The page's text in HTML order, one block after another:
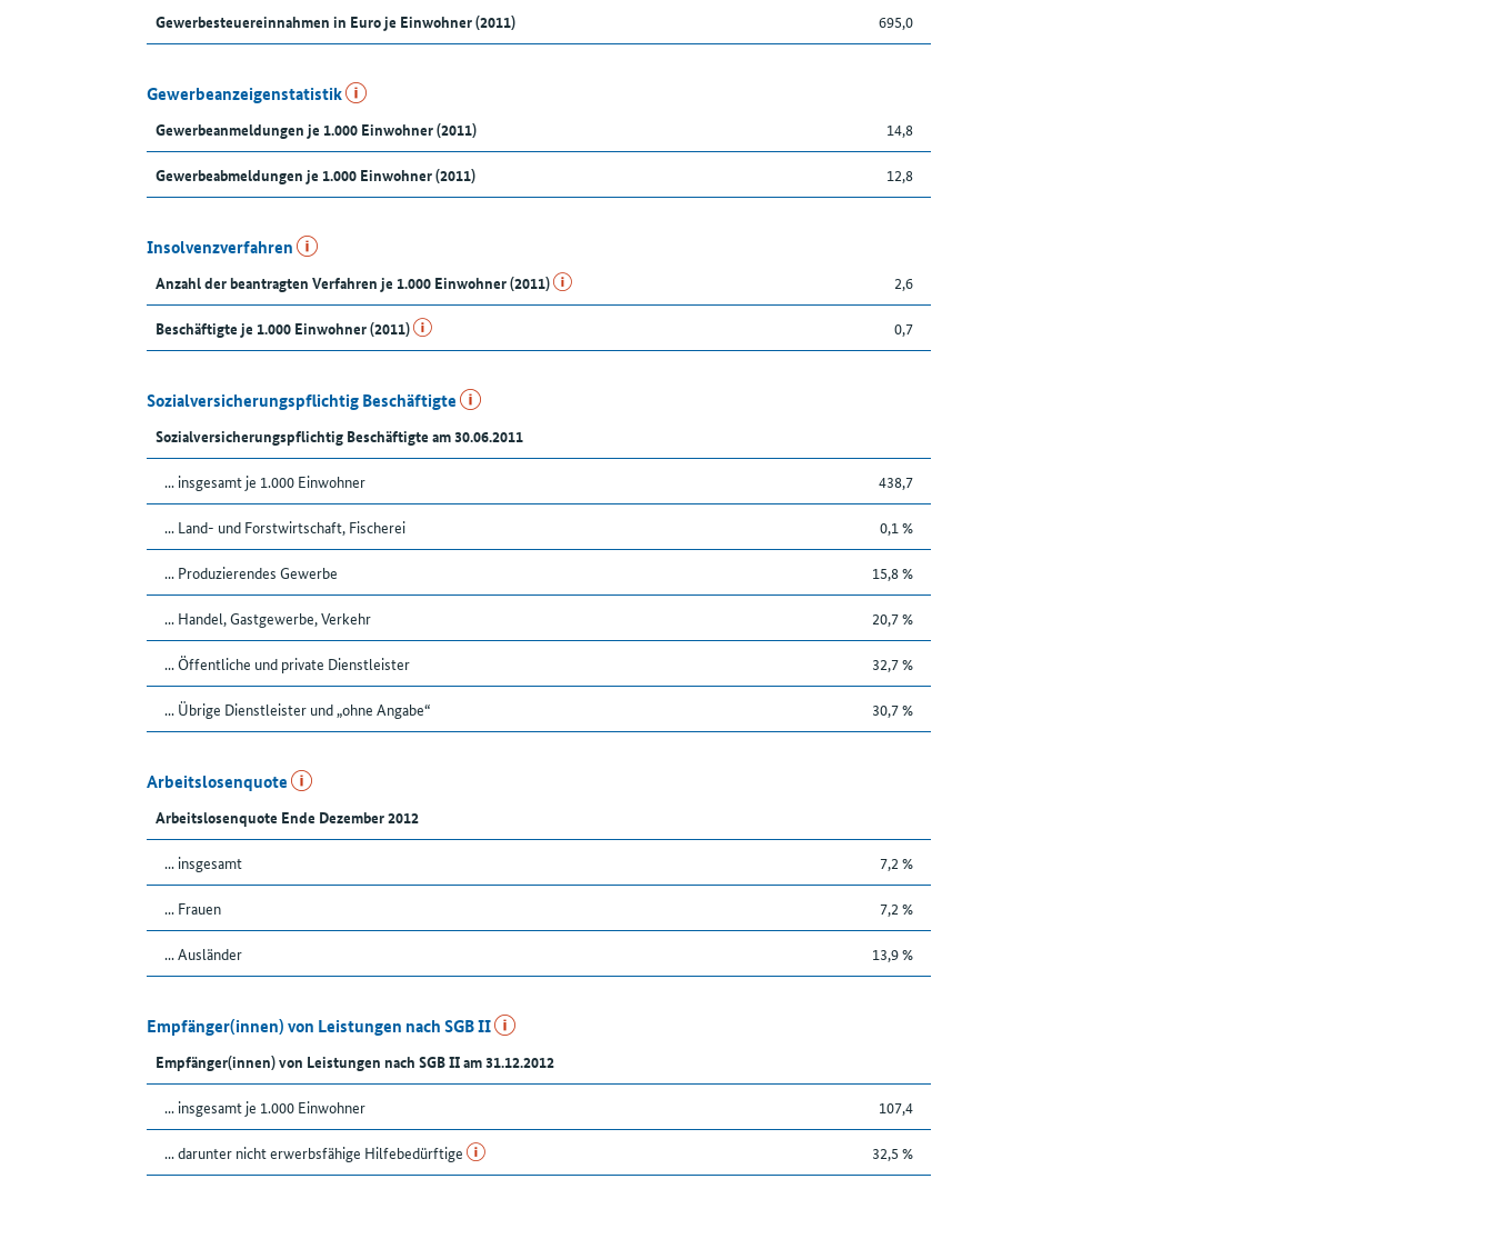
Gewerbesteuereinnahmen in Euro je Einwohner (2011) 695,0
Gewerbeanzeigenstatistik
Gewerbeanmeldungen je 1.000 Einwohner (2011) 14,8
Gewerbeabmeldungen je 1.000 Einwohner (2011) 12,8
Insolvenzverfahren
Anzahl der beantragten Verfahren je 1.000 Einwohner (2011) 2,6
Beschäftigte je 1.000 Einwohner (2011) 0,7
Sozialversicherungspflichtig Beschäftigte
Sozialversicherungspflichtig Beschäftigte am 30.06.2011
... insgesamt je 1.000 Einwohner 438,7
... Land- und Forstwirtschaft, Fischerei 0,1 %
... Produzierendes Gewerbe 15,8 %
... Handel, Gastgewerbe, Verkehr 20,7 %
... Öffentliche und private Dienstleister 32,7 %
... Übrige Dienstleister und „ohne Angabe“ 30,7 %
Arbeitslosenquote
Arbeitslosenquote Ende Dezember 2012
... insgesamt 7,2 %
... Frauen 7,2 %
... Ausländer 13,9 %
Empfänger(innen) von Leistungen nach SGB II
Empfänger(innen) von Leistungen nach SGB II am 31.12.2012
... insgesamt je 1.000 Einwohner 107,4
... darunter nicht erwerbsfähige Hilfebedürftige 32,5 %